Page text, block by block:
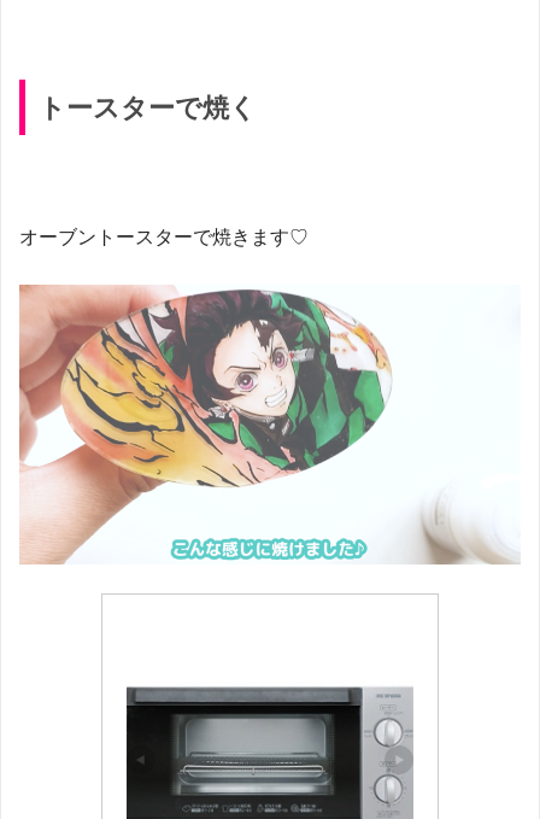
トースターで焼く
オーブントースターで焼きます♡